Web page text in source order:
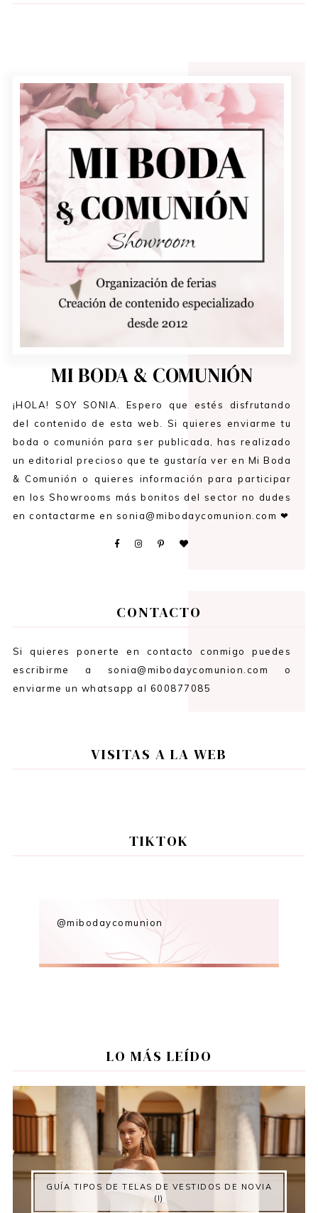
MI BODA & COMUNIÓN
¡HOLA! SOY SONIA. Espero que estés disfrutando
del contenido de esta web. Si quieres enviarme tu
boda o comunión para ser publicada, has realizado
un editorial precioso que te gustaría ver en Mi Boda
& Comunión o quieres información para participar
en los Showrooms más bonitos del sector no dudes
en contactarme en sonia@mibodaycomunion.com ❤
CONTACTO
Si quieres ponerte en contacto conmigo puedes
escribirme a sonia@mibodaycomunion.com o
enviarme un whatsapp al 600877085
VISITAS A LA WEB
TIKTOK
@mibodaycomunion
LO MÁS LEÍDO
GUÍA TIPOS DE TELAS DE VESTIDOS DE NOVIA
(I)